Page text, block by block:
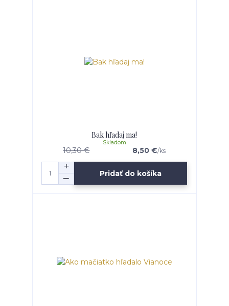
Bak hľadaj ma!
10,30 € 8,50 €/ks
Skladom
Pridať do košíka